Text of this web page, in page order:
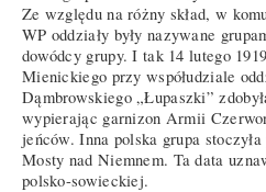
Ze względu na różny skład, w
WP oddziały były nazywane
dowódcy grupy. I tak 14 lutego
Mienickiego przy współudziale
Dąmbrowskiego „Łupaszki”
wypierając garnizon Armii
jeńców. Inna polska grupa
Mosty nad Niemnem. Ta data
polsko-sowieckiej.